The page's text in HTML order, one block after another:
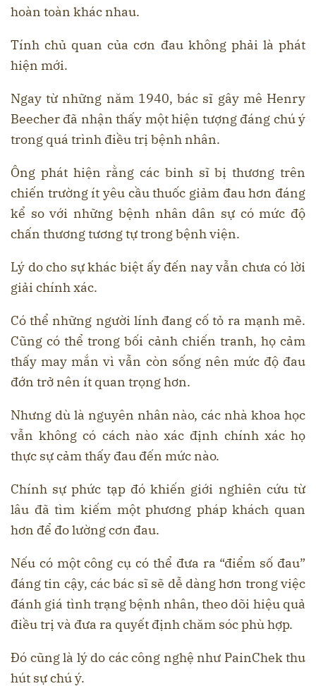
hoàn toàn khác nhau.
Tính chủ quan của cơn đau không phải là phát
hiện mới.
Ngay từ những năm 1940, bác sĩ gây mê Henry
Beecher đã nhận thấy một hiện tượng đáng chú ý
trong quá trình điều trị bệnh nhân.
Ông phát hiện rằng các binh sĩ bị thương trên
chiến trường ít yêu cầu thuốc giảm đau hơn đáng
kể so với những bệnh nhân dân sự có mức độ
chấn thương tương tự trong bệnh viện.
Lý do cho sự khác biệt ấy đến nay vẫn chưa có lời
giải chính xác.
Có thể những người lính đang cố tỏ ra mạnh mẽ.
Cũng có thể trong bối cảnh chiến tranh, họ cảm
thấy may mắn vì vẫn còn sống nên mức độ đau
đớn trở nên ít quan trọng hơn.
Nhưng dù là nguyên nhân nào, các nhà khoa học
vẫn không có cách nào xác định chính xác họ
thực sự cảm thấy đau đến mức nào.
Chính sự phức tạp đó khiến giới nghiên cứu từ
lâu đã tìm kiếm một phương pháp khách quan
hơn để đo lường cơn đau.
Nếu có một công cụ có thể đưa ra “điểm số đau”
đáng tin cậy, các bác sĩ sẽ dễ dàng hơn trong việc
đánh giá tình trạng bệnh nhân, theo dõi hiệu quả
điều trị và đưa ra quyết định chăm sóc phù hợp.
Đó cũng là lý do các công nghệ như PainChek thu
hút sự chú ý.